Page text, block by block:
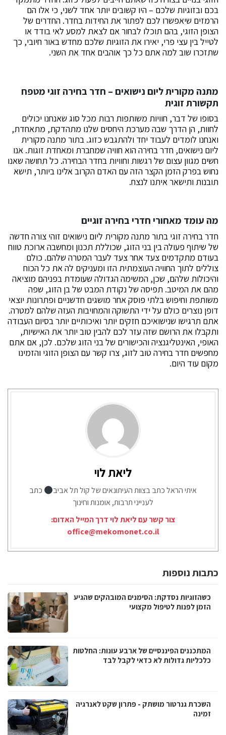
בכם ובזוגיות שלכם – היו קשובים יותר אחד לשני, כי אלו הם
הרמזים שיאפשרו לכם לפתור את החידות בחדר. החדרים של
הצופן הזוגי, בהם תוכלו לבחור אם לצאת למסע לאי בודד או
לטייל בין עצי פרי, יאירו את הזוגיות שלכם מחדש באור חיובי, כך
שתזכרו שוב למה אתם כל כך אוהבים אחד את השני.
מתנה מקורית ליום נישואים– חדר בחירה זוגי מטפח
תקשורת זוגית
בסופו של דבר, חוויות משותפות רבות מכל סוג שאנחנו יכולים
לחוות, הן הדרך שבה מערכת היחסים שלנו מתהדקת, מתאחדת,
ואנחנו לומדים לעבוד יחד ולהתגבש כזוג. בתור מתנה מקורית
ליום נישואים, חדר בחירה הוא חוויה שמחברת ומאחדת זוגות. אנו
חשים מגוון עצום של רגשות וחוויות בחדר הבחירה. כל תחושה שאנו
נחוש בפרק הזמן הקצר הזה עם האדם הקרוב אלינו ביותר, תישא
תובנות ותישאר איתנו לנצח.
מה עומד מאחורי חדרי בחירה זוגיים
חדר בחירה זוגי בתור מתנה מקורית ליום נישואים זוהי צורה חדשה
של שיתוף פעולה בין בני הזוג, שכוללת תכנון ומחשבה ארוכת טווח
בעודם מתקדמים צעד אחר צעד לעבר המטרה שלהם. כולם
צוללים לתוך החוויה העוצמתית הזו ומעניקים לה את כל הכוח
והיכולות שלהם, שכן, המשימה הגדולה שעומדת בפניהם מוציאה
מהם את המיטב. תפיסה של נקודת המבט של בן הזוג, שפה
משותפת וחיפוש בלתי פוסק אחר מושגים חדשניים ופתרונות יוצאי
דופן נוצרים כולם על ידי התשוקה והמחויבות העזה שלהם למטרה.
אתם תרגישו שנישואיכם חזקים יותר ואיכותיים יותר בסיום העבודה
ותקבלו את הרושם שזה עזר לכם להבין טוב יותר את האישיות,
האופי, האינטליגנציה והכישורים של בני הזוג שלכם. לכן, אם אתם
מחפשים חדר בחירה טוב לזוג, צרו קשר עם הצופן הזוגי והזמינו
מקום עוד היום.
ליאת לוי
איתי הראל כתב בצוות העיתונאים של קול תל אביב
כתב
לענייני תרבות, אומנות וחינוך
צור קשר עם ליאת לוי דרך המייל האדום:
office@mekomonet.co.il
כתבות נוספות
כשהזוגיות נסדקת: הסימנים המובהקים שהגיע
הזמן לפנות לטיפול מקצועי
המתכננים הפיננסיים של ארבע עונות: החלטות
כלכליות גדולות לא כדאי לקבל לבד
השכרת גנרטור מושתק - פתרון שקט לאנרגיה
זמינה